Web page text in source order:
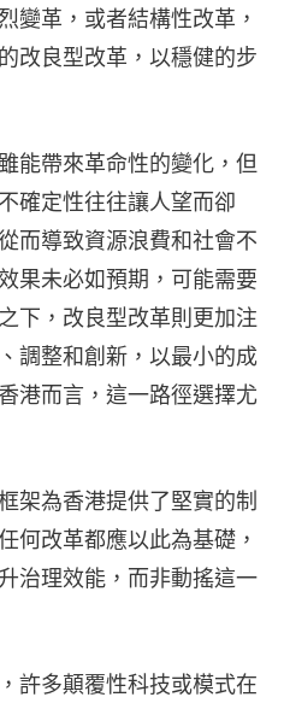
變革，或者結構性改革，
改良型改革，以穩健的步
能帶來革命性的變化，但
確定性往往讓人望而卻
而導致資源浪費和社會不
果未必如預期，可能需要
下，改良型改革則更加注
調整和創新，以最小的成
港而言，這一路徑選擇尤
架為香港提供了堅實的制
何改革都應以此為基礎，
治理效能，而非動搖這一
許多顛覆性科技或模式在